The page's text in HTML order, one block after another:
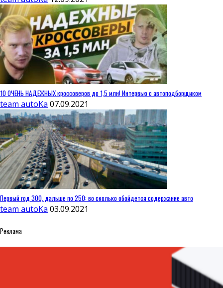
10 ОЧЕНЬ НАДЕЖНЫХ кроссоверов до 1,5 млн! Интервью с автоподборщиком
team autoKa 07.09.2021
Первый год 300, дальше по 250: во сколько обойдется содержание авто
team autoKa 03.09.2021
Реклама